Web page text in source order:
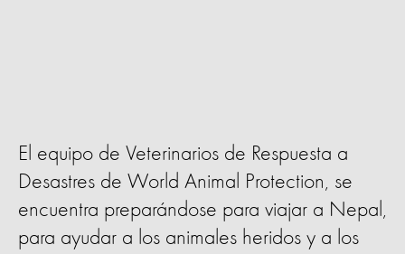
El equipo de Veterinarios de Respuesta a
Desastres de World Animal Protection, se
encuentra preparándose para viajar a Nepal,
para ayudar a los animales heridos y a los